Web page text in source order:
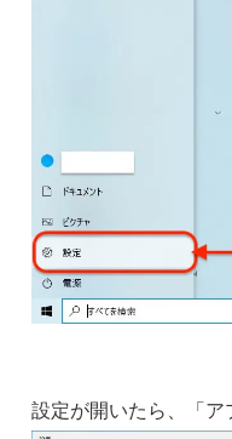
設定が開いたら、「ア